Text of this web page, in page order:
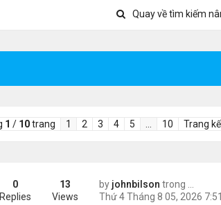
Quay về tìm kiếm
1 / 10trang 1 2 3 4 5 10 Trang
by johnbilson trong
0
Replies
13
Views